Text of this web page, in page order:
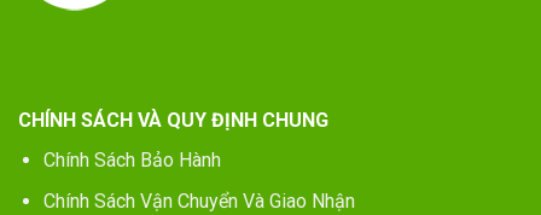
CHÍNH SÁCH VÀ QUY ĐỊNH CHUNG
Chính Sách Bảo Hành
Chính Sách Vận Chuyển Và Giao Nhận